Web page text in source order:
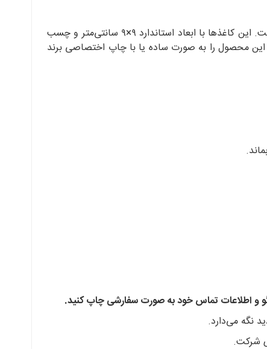
یک ابزار کاربردی ضروری برای ثبت ایده‌ها، لیست کارها و پیام‌های کوتاه روزانه در محیط کار یا منزل است. این کاغذها با ابعاد استاندارد ۹×۹ سانتی‌متر و چسب
این محصول را به صورت ساده یا با چاپ اختصاصی برند
و اطلاعات تماس خود به صورت سفارشی چاپ کنید.
نگه می‌دارد.
شرکت.